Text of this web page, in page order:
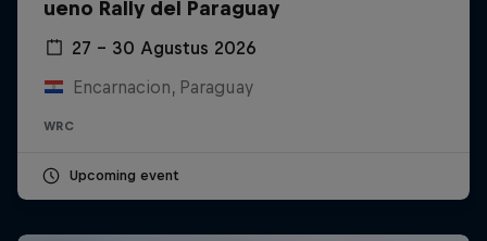
ueno Rally del Paraguay
27 – 30 Agustus 2026
Encarnacion, Paraguay
WRC
Upcoming event